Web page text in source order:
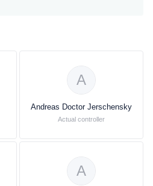
A
Andreas Doctor Jerschensky
Actual controller
A